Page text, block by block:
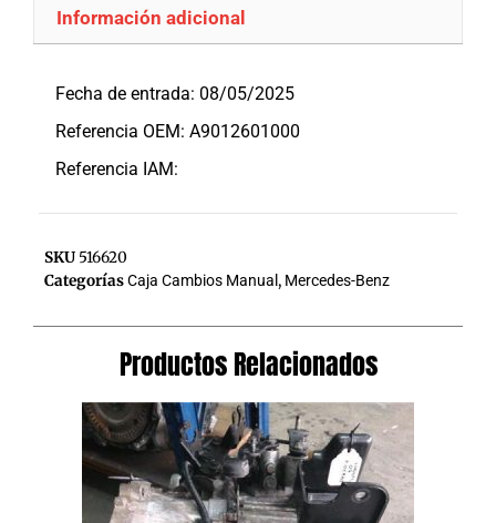
Información adicional
Fecha de entrada: 08/05/2025
Referencia OEM: A9012601000
Referencia IAM:
SKU 516620
CategoríasCaja Cambios Manual , Mercedes-Benz
Productos Relacionados